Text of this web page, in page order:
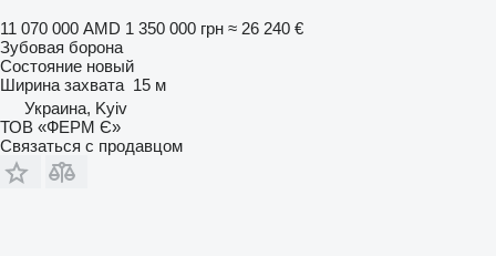
11 070 000 AMD 1 350 000 грн ≈ 26 240 €
Зубовая борона
Состояние новый
Ширина захвата 15 м
Украина, Kyiv
ТОВ «ФЕРМ Є»
Связаться с продавцом